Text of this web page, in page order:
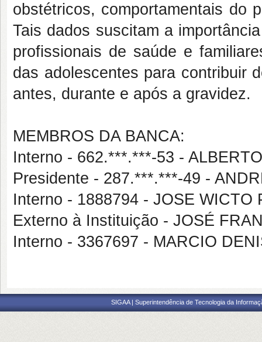
obstétricos, comportamentais do
Tais dados suscitam a
profissionais de saúde e
das adolescentes para contribuir
antes, durante e após a gravidez.
MEMBROS DA BANCA:
Interno - 662.***.***-53 -
Presidente - 287.***.***-49 -
Interno - 1888794 - JOSE WICTO
Externo à Instituição - JOSÉ
Interno - 3367697 - MARCIO
SIGAA | Superintendência de Tecnologia da